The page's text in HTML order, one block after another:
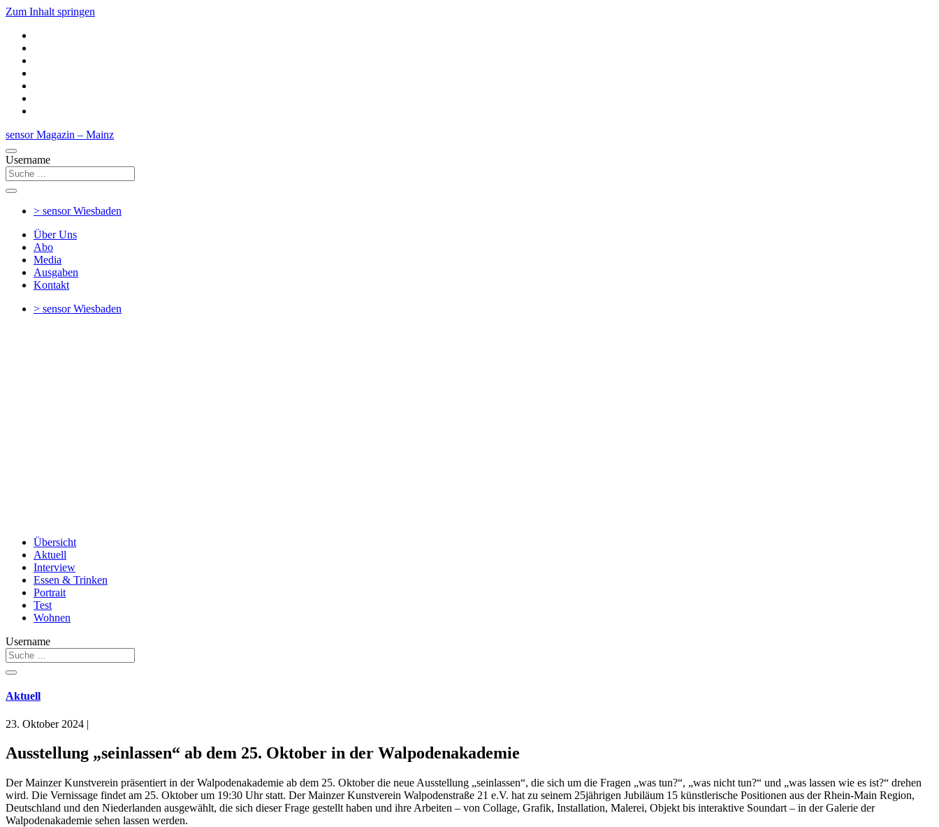
Zum Inhalt springen
sensor Magazin – Mainz
Username
> sensorWiesbaden
Über Uns
Abo
Media
Ausgaben
Kontakt
> sensorWiesbaden
Übersicht
Aktuell
Interview
Essen & Trinken
Portrait
Test
Wohnen
Username
Aktuell
23. Oktober 2024 |
Ausstellung „seinlassen“ ab dem 25. Oktober in der Walpodenakademie
Der Mainzer Kunstverein präsentiert in der Walpodenakademie ab dem 25. Oktober die neue Ausstellung „seinlassen“, die sich um die Fragen „was tun?“, „was nicht tun?“ und „was lassen wie es ist?“ drehen
wird. Die Vernissage findet am 25. Oktober um 19:30 Uhr statt. Der Mainzer Kunstverein Walpodenstraße 21 e.V. hat zu seinem 25jährigen Jubiläum 15 künstlerische Positionen aus der Rhein-Main Region,
Deutschland und den Niederlanden ausgewählt, die sich dieser Frage gestellt haben und ihre Arbeiten – von Collage, Grafik, Installation, Malerei, Objekt bis interaktive Soundart – in der Galerie der
Walpodenakademie sehen lassen werden.